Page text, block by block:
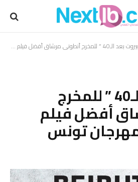
الـ40 ” للمخرج أنطوني مرشاق أفضل فيلم وثائقي في مهرجان تونس
“بيروت بعد الـ40 ” للمخرج
أفضل فيلم
تونس